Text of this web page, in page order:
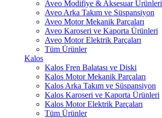
Aveo Modifiye & Aksesuar Ürünleri
Aveo Arka Takım ve Süspansiyon
Aveo Motor Mekanik Parçaları
Aveo Karoseri ve Kaporta Ürünleri
Aveo Motor Elektrik Parçaları
Tüm Ürünler
Kalos
Kalos Fren Balatası ve Diski
Kalos Motor Mekanik Parçaları
Kalos Arka Takım ve Süspansiyon
Kalos Karoseri ve Kaporta Ürünleri
Kalos Motor Elektrik Parçaları
Tüm Ürünler